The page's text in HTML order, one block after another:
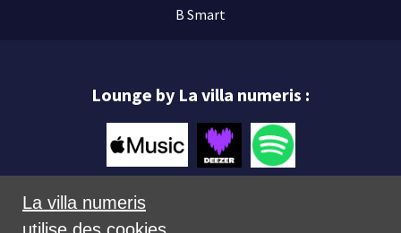
B Smart
Lounge by La villa numeris :
La villa numeris